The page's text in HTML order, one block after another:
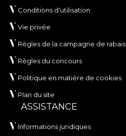
Conditions d'utilisation
Vie privée
Règles de la campagne de rabais
Règles du concours
Politique en matière de cookies
Plan du site
ASSISTANCE
Informations juridiques